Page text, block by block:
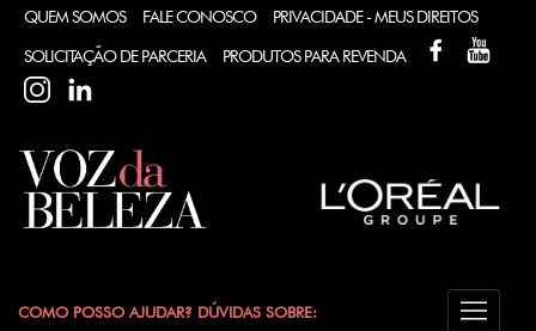
QUEM SOMOS FALE CONOSCO PRIVACIDADE - MEUS DIREITOS
SOLICITAÇÃO DE PARCERIA PRODUTOS PARA REVENDA
FACEBOOK
INSTAGRAM
COMO POSSO AJUDAR? DÚVIDAS SOBRE: